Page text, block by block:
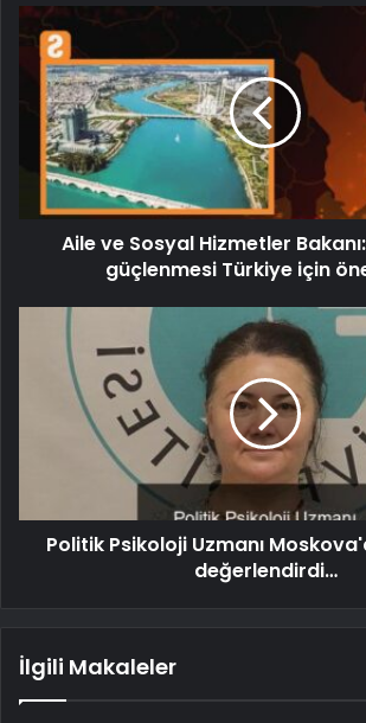
Aile ve Sosyal Hizmetler
güçlenmesi Türkiye için
Politik Psikoloji Uzmanı
değerlendirdi…
İlgili Makaleler